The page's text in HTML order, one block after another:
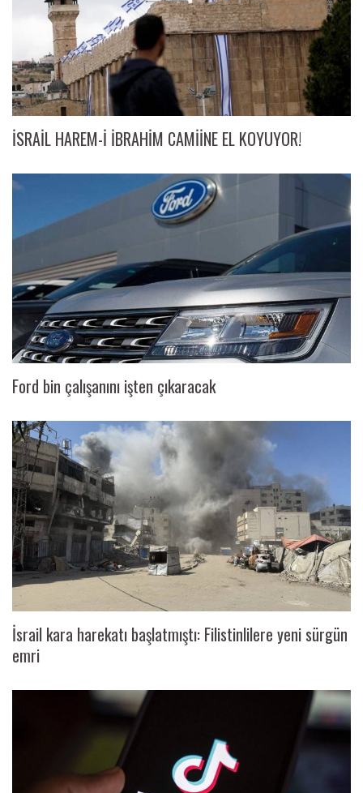
İSRAİL HAREM-İ İBRAHİM CAMİİNE EL KOYUYOR!
Ford bin çalışanını işten çıkaracak
İsrail kara harekatı başlatmıştı: Filistinlilere yeni sürgün
emri